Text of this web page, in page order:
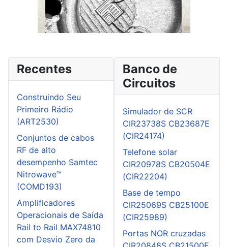
Recentes
Construindo Seu
Primeiro Rádio
(ART2530)
Conjuntos de cabos
RF de alto
desempenho Samtec
Nitrowave™
(COMD193)
Amplificadores
Operacionais de Saída
Rail to Rail MAX74810
com Desvio Zero da
Banco de
Circuitos
Simulador de SCR
CIR23738S CB23687E
(CIR24174)
Telefone solar
CIR20978S CB20504E
(CIR22204)
Base de tempo
CIR25069S CB25100E
(CIR25989)
Portas NOR cruzadas